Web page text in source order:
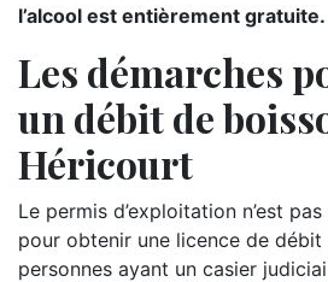
l’alcool est entièrement gratuite.
Les démarches
un débit de
Héricourt
Le permis d’exploitation n’est
pour obtenir une licence de débit
personnes ayant un casier